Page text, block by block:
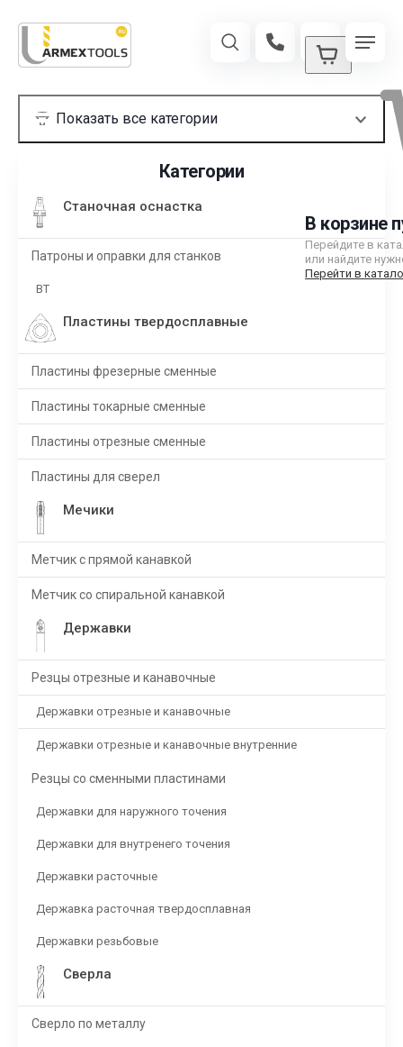
В корзине
Перейдите в
или найдите
Перейти в
Категории
Станочная оснастка
Патроны и оправки для станков
BT
Пластины твердосплавные
Пластины фрезерные сменные
Пластины токарные сменные
Пластины отрезные сменные
Пластины для сверел
Мечики
Метчик с прямой канавкой
Метчик со спиральной канавкой
Державки
Резцы отрезные и канавочные
Державки отрезные и канавочные
Державки отрезные и канавочные внутренние
Резцы со сменными пластинами
Державки для наружного точения
Державки для внутренего точения
Державки расточные
Державка расточная твердосплавная
Державки резьбовые
Сверла
Сверло по металлу